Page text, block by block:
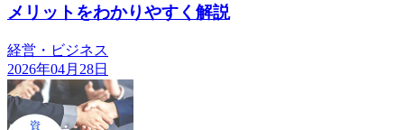
メリットをわかりやすく解説
経営・ビジネス
2026年04月28日